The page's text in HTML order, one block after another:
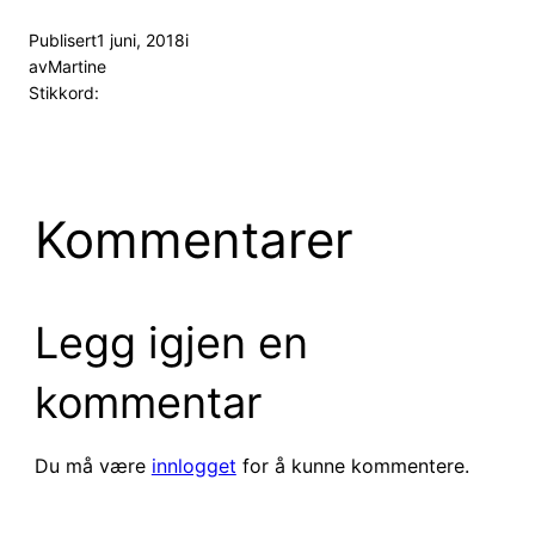
Publisert1 juni, 2018i
avMartine
Stikkord:
Kommentarer
Legg igjen en
kommentar
Du må være innlogget for å kunne kommentere.